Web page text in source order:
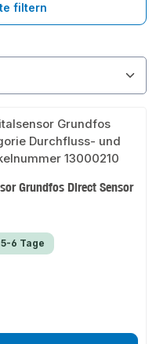
filtern
Grundfos Direct Sensor
6 Tage